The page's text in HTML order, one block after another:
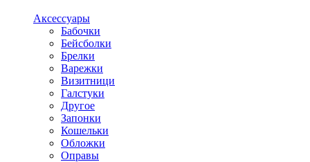
Аксессуары
Бабочки
Бейсболки
Брелки
Варежки
Визитници
Галстуки
Другое
Запонки
Кошельки
Обложки
Оправы